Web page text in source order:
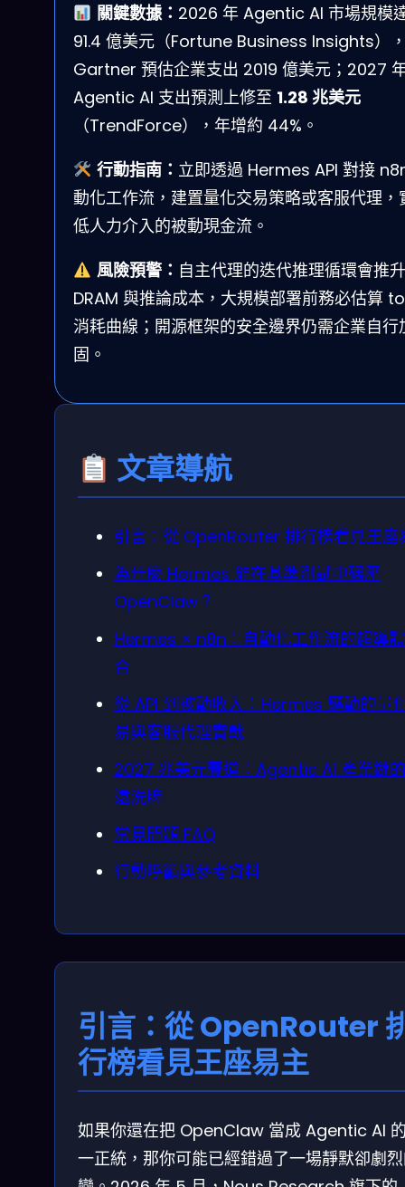
關鍵數據： 2026 年 Agentic AI 市場規模
91.4 億美元（Fortune Business Insights）
Gartner 預估企業支出 2019 億美元；2027
Agentic AI 支出預測上修至 1.28 兆美元
（TrendForce），年增約 44%。
行動指南： 立即透過 Hermes API 對接
動化工作流，建置量化交易策略或客服代理，
低人力介入的被動現金流。
風險預警： 自主代理的迭代推理循環會推升
DRAM 與推論成本，大規模部署前務必估算
消耗曲線；開源框架的安全邊界仍需企業自行
固。
文章導航
引言：從 OpenRouter 排行榜看見王座
為什麼 Hermes 能在基準測試中碾壓
OpenClaw？
Hermes × n8n：自動化工作流的超導
合
從 API 到被動收入：Hermes 驅動的量
易與客服代理實戰
2027 兆美元賽道：Agentic AI 產業鏈
遠洗牌
常見問題 FAQ
行動呼籲與參考資料
引言：從 OpenRouter
行榜看見王座易主
如果你還在把 OpenClaw 當成 Agentic AI
一正統，那你可能已經錯過了一場靜默卻劇